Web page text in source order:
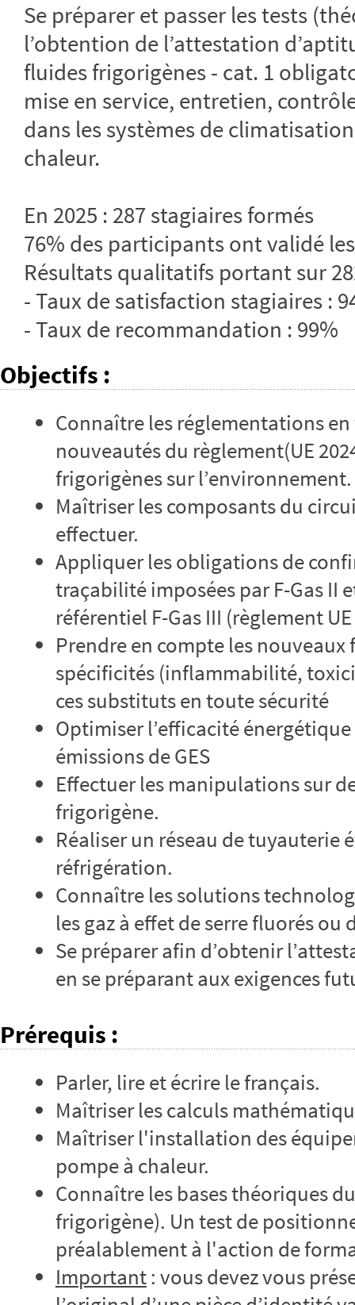
Se préparer et passer les tests
l’obtention de l’attestation
fluides frigorigènes - cat. 1
mise en service, entretien,
dans les systèmes de
chaleur.
En 2025 : 287 stagiaires formés
76% des participants ont validé
Résultats qualitatifs portant sur
- Taux de satisfaction stagiaires :
- Taux de recommandation : 99%
Objectifs :
Connaître les réglementations
nouveautés du règlement(UE
frigorigènes sur l’environnement.
Maîtriser les composants du
effectuer.
Appliquer les obligations de
traçabilité imposées par F-Gas II
référentiel F-Gas III (règlement
Prendre en compte les nouveaux
spécificités (inflammabilité,
ces substituts en toute sécurité
Optimiser l’efficacité
émissions de GES
Effectuer les manipulations sur
frigorigène.
Réaliser un réseau de
réfrigération.
Connaître les solutions
les gaz à effet de serre fluorés ou
Se préparer afin d’obtenir
en se préparant aux exigences
Prérequis :
Parler, lire et écrire le français.
Maîtriser les calculs
Maîtriser l'installation des
pompe à chaleur.
Connaître les bases théoriques
frigorigène). Un test de
préalablement à l'action de
Important: vous devez vous